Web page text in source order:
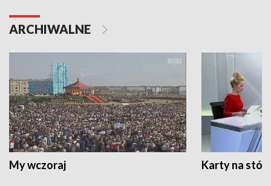
ARCHIWALNE
My wczoraj Karty na